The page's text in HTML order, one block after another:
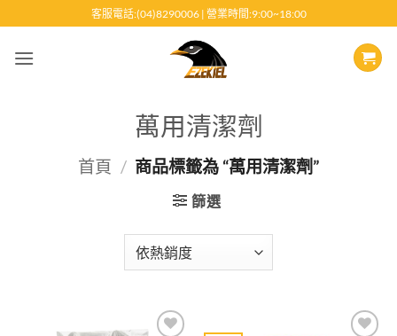
至
客服電話:(04)8290006 | 營業時間:9:00~18:00
萬用清潔劑
首頁 / 商品標籤為 “萬用清潔劑”
篩選